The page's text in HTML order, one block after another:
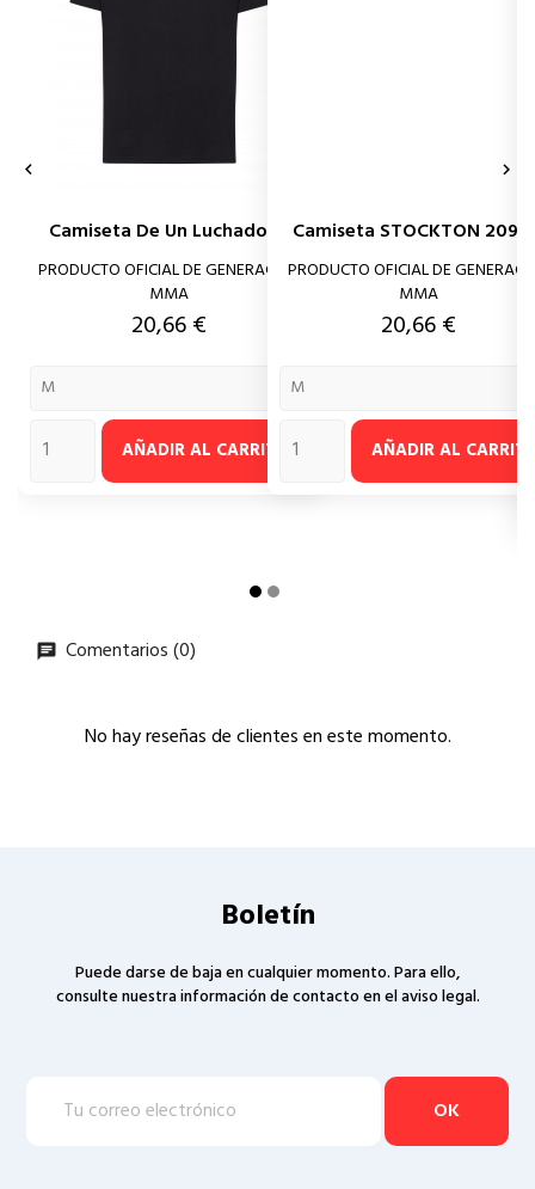
Camiseta De Un Luchador...
PRODUCTO OFICIAL DE GENERACIÓN
MMA
Precio
20,66 €
AÑADIR AL CARRITO
Camiseta STOCKTON 209 -
PRODUCTO OFICIAL DE
MMA
Precio
20,66 €
AÑADIR AL
 
Comentarios (0)
No hay reseñas de clientes en este momento.
Boletín
Puede darse de baja en cualquier momento. Para ello,
consulte nuestra información de contacto en el aviso legal.